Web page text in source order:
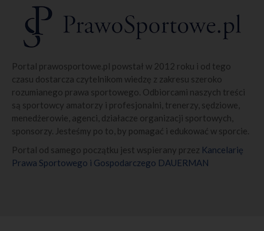
Portal prawosportowe.pl powstał w 2012 roku i od tego
czasu dostarcza czytelnikom wiedzę z zakresu szeroko
rozumianego prawa sportowego. Odbiorcami naszych treści
są sportowcy amatorzy i profesjonalni, trenerzy, sędziowe,
menedżerowie, agenci, działacze organizacji sportowych,
sponsorzy. Jesteśmy po to, by pomagać i edukować w sporcie.
Portal od samego początku jest wspierany przez Kancelarię
Prawa Sportowego i Gospodarczego DAUERMAN
Postanowienia końcowe
ADO dokłada wszelkich starań, aby zapewnić wszelkie
środki fizyczne, techniczne i organizacyjne ochrony
nieuprawnionym ujawnieniem, wykorzystaniem czy
dostępem, zgodnie ze wszystkimi obowiązującymi
przepisami.
ADO zastrzega sobie prawo do zmiany treści niniejszej
Polityki Prywatności.